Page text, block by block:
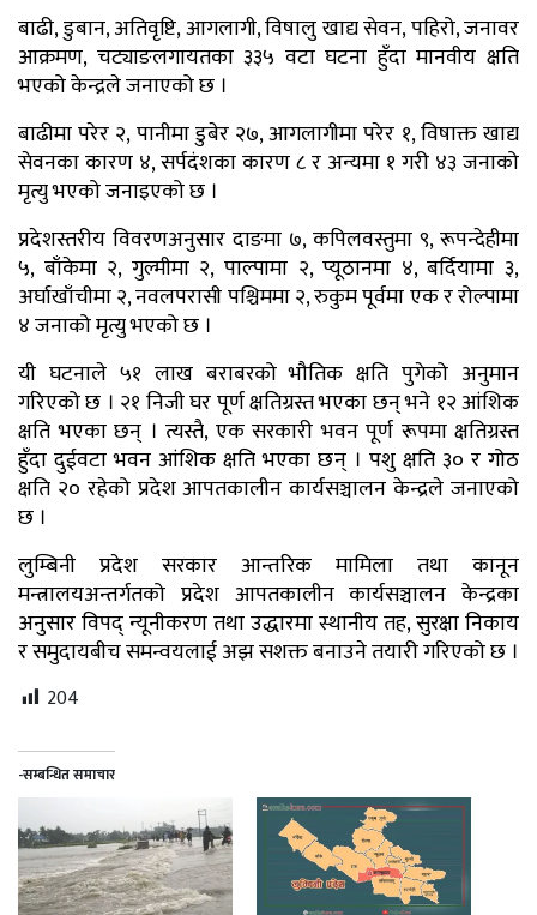
बाढी, डुबान, अतिवृष्टि, आगलागी, विषालु खाद्य सेवन, पहिरो, जनावर
आक्रमण, चट्याङलगायतका ३३५ वटा घटना हुँदा मानवीय क्षति
भएको केन्द्रले जनाएको छ ।
बाढीमा परेर २, पानीमा डुबेर २७, आगलागीमा परेर १, विषाक्त खाद्य
सेवनका कारण ४, सर्पदंशका कारण ८ र अन्यमा १ गरी ४३ जनाको
मृत्यु भएको जनाइएको छ ।
प्रदेशस्तरीय विवरणअनुसार दाङमा ७, कपिलवस्तुमा ९, रूपन्देहीमा
५, बाँकेमा २, गुल्मीमा २, पाल्पामा २, प्यूठानमा ४, बर्दियामा ३,
अर्घाखाँचीमा २, नवलपरासी पश्चिममा २, रुकुम पूर्वमा एक र रोल्पामा
४ जनाको मृत्यु भएको छ ।
यी घटनाले ५१ लाख बराबरको भौतिक क्षति पुगेको अनुमान
गरिएको छ । २१ निजी घर पूर्ण क्षतिग्रस्त भएका छन् भने १२ आंशिक
क्षति भएका छन् । त्यस्तै, एक सरकारी भवन पूर्ण रूपमा क्षतिग्रस्त
हुँदा दुईवटा भवन आंशिक क्षति भएका छन् । पशु क्षति ३० र गोठ
क्षति २० रहेको प्रदेश आपतकालीन कार्यसञ्चालन केन्द्रले जनाएको
छ ।
लुम्बिनी प्रदेश सरकार आन्तरिक मामिला तथा कानून
मन्त्रालयअन्तर्गतको प्रदेश आपतकालीन कार्यसञ्चालन केन्द्रका
अनुसार विपद् न्यूनीकरण तथा उद्धारमा स्थानीय तह, सुरक्षा निकाय
र समुदायबीच समन्वयलाई अझ सशक्त बनाउने तयारी गरिएको छ ।
204
-सम्बन्धित समाचार